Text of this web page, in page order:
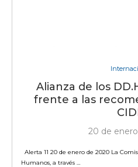
Alianza de los
frente a las
20 de
Alerta 11 20 de enero de 2020 La
Humanos, a través …